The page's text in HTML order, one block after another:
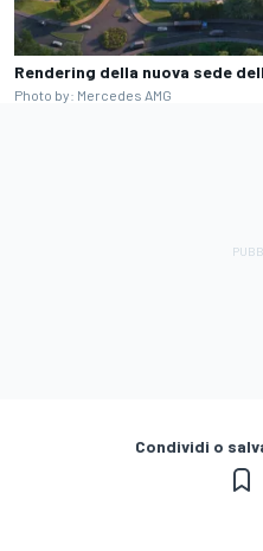
Rendering della nuova sede
Photo by: Mercedes AMG
Condividi o